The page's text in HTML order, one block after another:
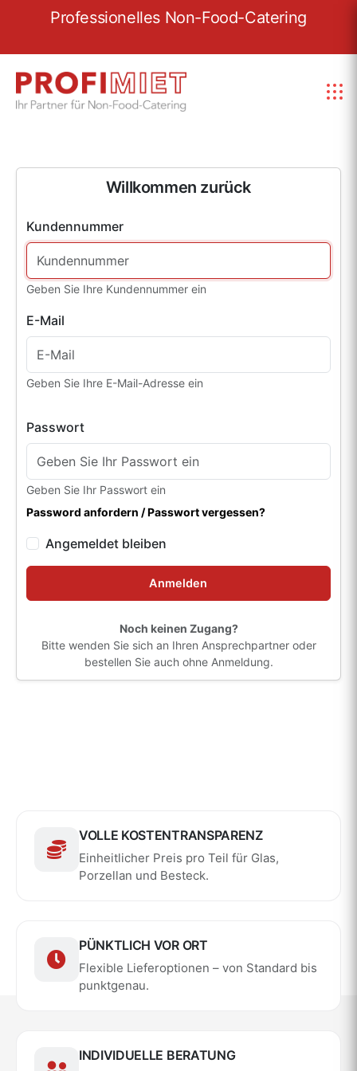
Professionelles Non-Food-Catering
Willkommen zurück
Kundennummer
Geben Sie Ihre Kundennummer ein
E-Mail
Geben Sie Ihre E-Mail-Adresse ein
Passwort
Geben Sie Ihr Passwort ein
Password anfordern / Passwort vergessen?
Angemeldet bleiben
Anmelden
Noch keinen Zugang?
Bitte wenden Sie sich an Ihren Ansprechpartner oder
bestellen Sie auch ohne Anmeldung.
VOLLE KOSTENTRANSPARENZ
Einheitlicher Preis pro Teil für Glas,
Porzellan und Besteck.
PÜNKTLICH VOR ORT
Flexible Lieferoptionen – von Standard bis
punktgenau.
INDIVIDUELLE BERATUNG